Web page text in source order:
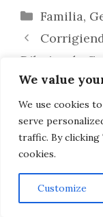
We value
We use cookies
serve
traffic. By clicking
cookies.
Customize
Familia,
Dibujos de
Artistas
El
Psicología
AVISO LEGAL,